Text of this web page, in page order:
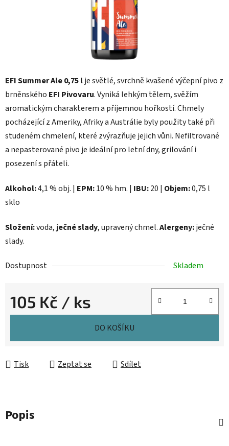
EFI Summer Ale 0,75 lje světlé, svrchně kvašené výčepní pivo z
brněnského EFI Pivovaru. Vyniká lehkým tělem, svěžím
aromatickým charakterem a příjemnou hořkostí. Chmely
pocházející z Ameriky, Afriky a Austrálie byly použity také při
studeném chmelení, které zvýrazňuje jejich vůni. Nefiltrované
a nepasterované pivo je ideální pro letní dny, grilování i
posezení s přáteli.
Alkohol:4,1 % obj. | EPM:10 % hm. | IBU:20 | Objem:0,75 l
sklo
Složení:voda, ječné slady, upravený chmel.Alergeny:ječné
slady.
Dostupnost Skladem
105 Kč / ks
Měrná cena:
DO KOŠÍKU
Tisk Zeptat se Sdílet
Popis